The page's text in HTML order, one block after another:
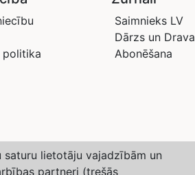
politika
Saimnieks LV
Dārzs un Drava
Abonēšana
lietotāju vajadzībām un
partneri (trešās